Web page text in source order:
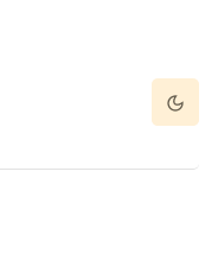
Dark